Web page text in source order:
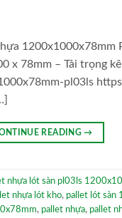
x 78mm – Tải trọng
pl03ls
READING→
nhựa lót sàn pl03ls
nhựa lót kho, pallet lót sàn
, pallet nhựa, pallet